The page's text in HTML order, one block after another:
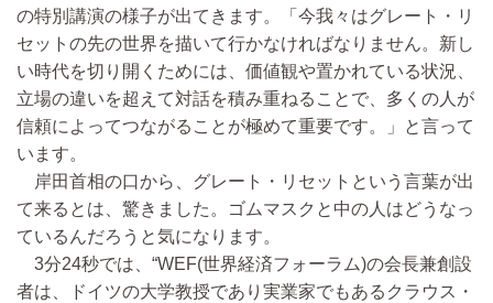
の特別講演の様子が出てきます。「今我々はグレート・リ
セットの先の世界を描いて行かなければなりません。新し
い時代を切り開くためには、価値観や置かれている状況、
立場の違いを超えて対話を積み重ねることで、多くの人が
信頼によってつながることが極めて重要です。」と言って
います。
岸田首相の口から、グレート・リセットという言葉が出
て来るとは、驚きました。ゴムマスクと中の人はどうなっ
ているんだろうと気になります。
3分24秒では、“WEF(世界経済フォーラム)の会長兼創設
者は、ドイツの大学教授であり実業家でもあるクラウス・